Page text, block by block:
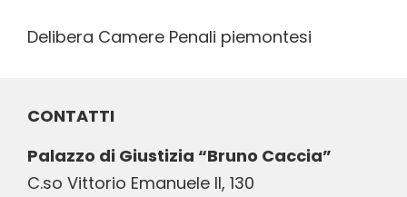
Delibera Camere Penali piemontesi
CONTATTI
Palazzo di Giustizia “Bruno Caccia”
C.so Vittorio Emanuele II, 130